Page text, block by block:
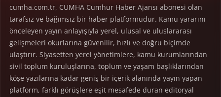
cumha.com.tr, CUMHA Cumhur Haber Ajansı abonesi olan
tarafsız ve bağımsız bir haber platformudur. Kamu yararını
önceleyen yayın anlayışıyla yerel, ulusal ve uluslararası
gelişmeleri okurlarına güvenilir, hızlı ve doğru biçimde
ulaştırır. Siyasetten yerel yönetimlere, kamu kurumlarından
sivil toplum kuruluşlarına, toplum ve yaşam başlıklarından
köşe yazılarına kadar geniş bir içerik alanında yayın yapan
platform, farklı görüşlere eşit mesafede duran editoryal